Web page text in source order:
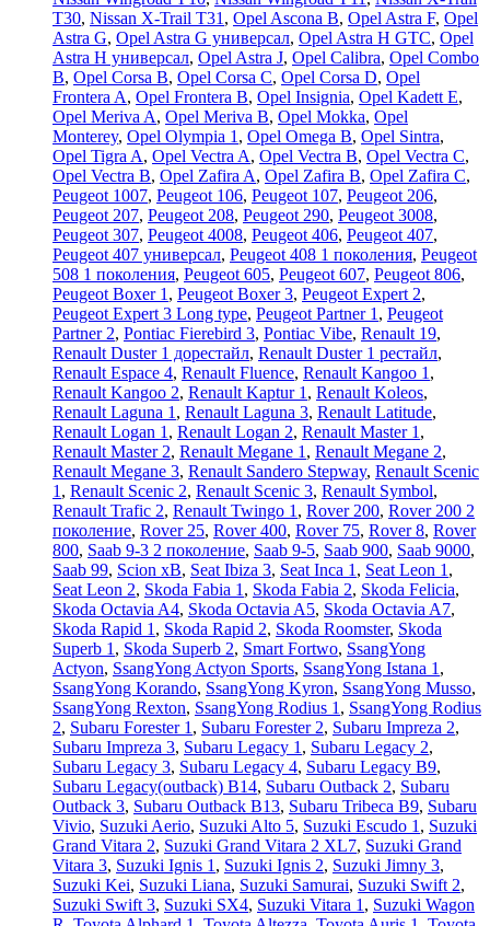
T30, Nissan X-Trail T31 , Opel Ascona B, Opel Astra F, Opel
Astra G, Opel Astra G универсал, Opel Astra H GTC, Opel
Astra H универсал, Opel Astra J, Opel Calibra, Opel Combo
B, Opel Corsa B, Opel Corsa C, Opel Corsa D, Opel
Frontera A, Opel Frontera B, Opel Insignia, Opel Kadett E,
Opel Meriva A, Opel Meriva B, Opel Mokka, Opel
Monterey, Opel Olympia 1 , Opel Omega B, Opel Sintra,
Opel Tigra A, Opel Vectra A, Opel Vectra B, Opel Vectra C,
Opel Vectra В, Opel Zafira A, Opel Zafira B, Opel Zafira C,
Peugeot 1007, Peugeot 106, Peugeot 107, Peugeot 206,
Peugeot 207, Peugeot 208, Peugeot 290, Peugeot 3008,
Peugeot 307, Peugeot 4008, Peugeot 406, Peugeot 407,
Peugeot 407 универсал, Peugeot 408 1 поколения, Peugeot
508 1 поколения, Peugeot 605, Peugeot 607, Peugeot 806,
Peugeot Boxer 1 , Peugeot Boxer 3, Peugeot Expert 2,
Peugeot Expert 3 Long type, Peugeot Partner 1 , Peugeot
Partner 2, Pontiac Fierebird 3, Pontiac Vibe, Renault 19,
Renault Duster 1 дорестайл, Renault Duster 1 рестайл,
Renault Espace 4, Renault Fluence, Renault Kangoo 1 ,
Renault Kangoo 2, Renault Kaptur 1 , Renault Koleos,
Renault Laguna 1 , Renault Laguna 3, Renault Latitude,
Renault Logan 1 , Renault Logan 2, Renault Master 1 ,
Renault Master 2, Renault Megane 1 , Renault Megane 2,
Renault Megane 3, Renault Sandero Stepway, Renault Scenic
1 , Renault Scenic 2, Renault Scenic 3, Renault Symbol,
Renault Trafic 2, Renault Twingo 1 , Rover 200, Rover 200 2
поколение, Rover 25, Rover 400, Rover 75, Rover 8, Rover
800, Saab 9-3 2 поколение, Saab 9-5, Saab 900, Saab 9000,
Saab 99, Scion xB, Seat Ibiza 3, Seat Inca 1 , Seat Leon 1 ,
Seat Leon 2, Skoda Fabia 1 , Skoda Fabia 2, Skoda Felicia,
Skoda Octavia A4, Skoda Octavia A5, Skoda Octavia A7,
Skoda Rapid 1 , Skoda Rapid 2, Skoda Roomster, Skoda
Superb 1 , Skoda Superb 2, Smart Fortwo, SsangYong
Actyon, SsangYong Actyon Sports, SsangYong Istana 1 ,
SsangYong Korando, SsangYong Kyron, SsangYong Musso,
SsangYong Rexton, SsangYong Rodius 1 , SsangYong Rodius
2, Subaru Forester 1 , Subaru Forester 2, Subaru Impreza 2,
Subaru Impreza 3, Subaru Legacy 1 , Subaru Legacy 2,
Subaru Legacy 3, Subaru Legacy 4, Subaru Legacy B9,
Subaru Legacy(outback) B14, Subaru Outback 2, Subaru
Outback 3, Subaru Outback B13, Subaru Tribeca B9, Subaru
Vivio, Suzuki Aerio, Suzuki Alto 5, Suzuki Escudo 1 , Suzuki
Grand Vitara 2, Suzuki Grand Vitara 2 XL7, Suzuki Grand
Vitara 3, Suzuki Ignis 1 , Suzuki Ignis 2, Suzuki Jimny 3,
Suzuki Kei, Suzuki Liana, Suzuki Samurai, Suzuki Swift 2,
Suzuki Swift 3, Suzuki SX4, Suzuki Vitara 1 , Suzuki Wagon